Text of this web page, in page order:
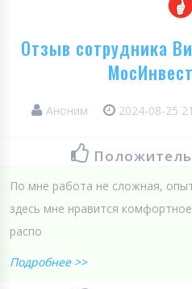
Отзыв сотрудника
Аноним 2024-08-25
По мне работа не сложная,
здесь мне нравится
распо
Подробнее >>